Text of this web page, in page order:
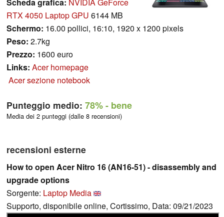
Scheda grafica: NVIDIA GeForce
RTX 4050 Laptop GPU 6144 MB
Schermo: 16.00 pollici, 16:10, 1920 x 1200 pixels
Peso: 2.7kg
Prezzo: 1600 euro
Links: Acer homepage
Acer sezione notebook
Punteggio medio: 78%- bene
Media dei 2 punteggi (dalle 8 recensioni)
recensioni esterne
How to open Acer Nitro 16 (AN16-51) - disassembly and
upgrade options
Sorgente: Laptop Media
Supporto, disponibile online, Cortissimo, Data: 09/21/2023